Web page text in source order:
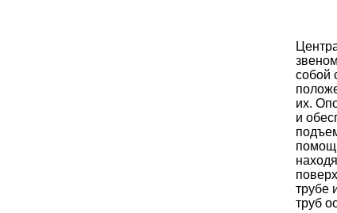
собой
их.
и
трубе
труб